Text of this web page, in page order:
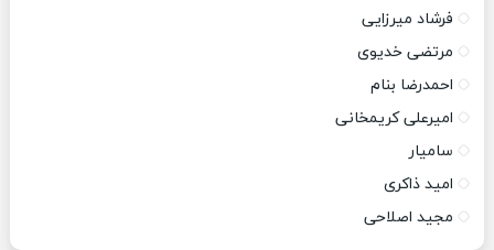
فرشاد میرزایی
مرتضی خدیوی
احمدرضا بنام
امیرعلی کریمخانی
سامیار
امید ذاکری
مجید اصلاحی